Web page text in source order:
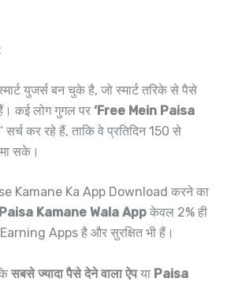
युजर्स बन चुके है, जो स्मार्ट तरिके से पैसे
कई लोग गुगल पर ‘Free Mein Paisa
‘ सर्च कर रहे हैं, ताकि वे प्रतिदिन 150 से
सके।
Kamane Ka App Download करने का
Kamane Wala App केवल 2% ही
Apps है और सुरक्षित भी हैं।
सबसे ज्यादा पैसे देने वाला ऐपया Paisa